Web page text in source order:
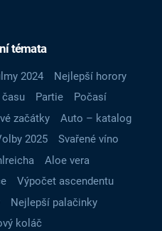
témata
2024
Nejlepší horory
Partie
Počasí
začátky
Auto – katalog
2025
Svařené víno
Aloe vera
Výpočet ascendentu
Nejlepší palačinky
koláč